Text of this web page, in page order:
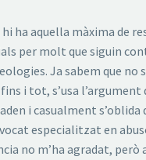
ha aquella màxima de
per molt que siguin
Ja sabem que no
i tot, s’usa l’argument
i casualment s’oblida
especialitzat en
no m’ha agradat, però